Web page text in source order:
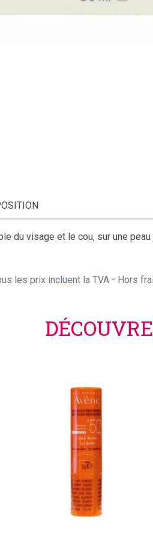
du visage et le cou, sur une
les prix incluent la TVA - Hors